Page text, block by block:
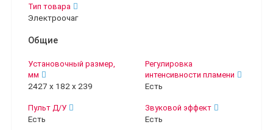
Тип товара
Электроочаг
Общие
Установочный размер,
мм
2427 х 182 х 239
Пульт Д/У
Есть
Регулировка
интенсивности пламени
Есть
Звуковой эффект
Есть